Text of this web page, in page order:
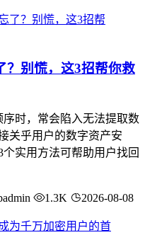
？别慌，这3招帮你救
序时，常会陷入无法提取数
关乎用户的数字资产安
实用方法可帮助用户找回
1.3K 2026-08-08